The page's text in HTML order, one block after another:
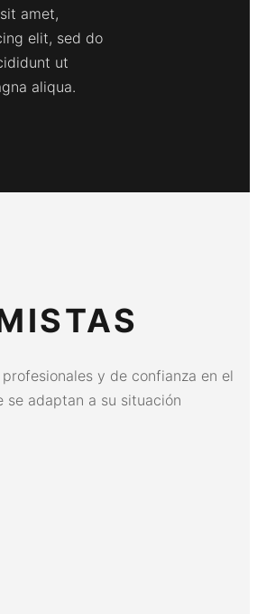
amet,
elit, sed do
ut
aliqua.
y de confianza en el
se adaptan a su situación